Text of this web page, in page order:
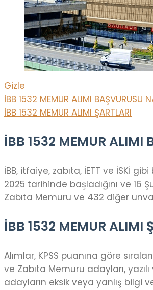
Gizle
İBB 1532 MEMUR ALIMI BAŞVURUSU
İBB 1532 MEMUR ALIMI ŞARTLARI
İBB 1532 MEMUR ALIMI
İBB, itfaiye, zabıta, İETT ve İSKİ
2025 tarihinde başladığını ve
Zabıta Memuru ve 432 diğer
İBB 1532 MEMUR ALIMI
Alımlar, KPSS puanına göre
ve Zabıta Memuru adayları,
adayların eksik veya yanlış bilgi